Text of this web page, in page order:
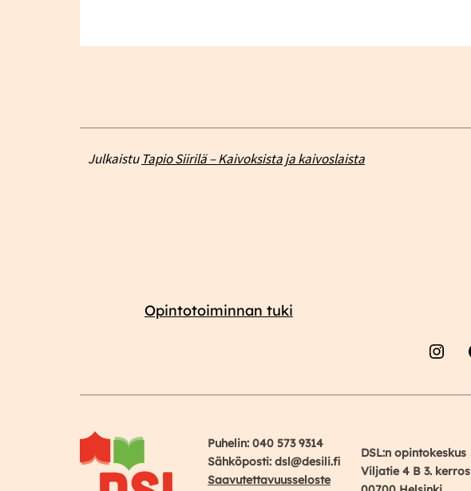
Julkaistu Tapio Siirilä – Kaivoksista ja kaivoslaista
Opintotoiminnan tuki
Puhelin: 040 573 9314
Sähköposti: dsl@desili.fi
Saavutettavuusseloste
DSL:n opintokeskus
Viljatie 4 B 3. kerros